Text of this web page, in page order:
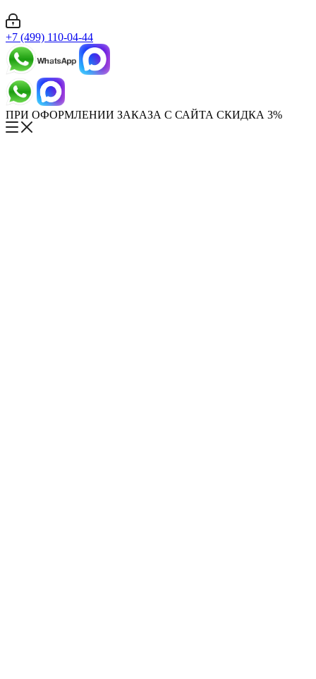
+7 (499) 110-04-44
ПРИ ОФОРМЛЕНИИ ЗАКАЗА С САЙТА СКИДКА 3%